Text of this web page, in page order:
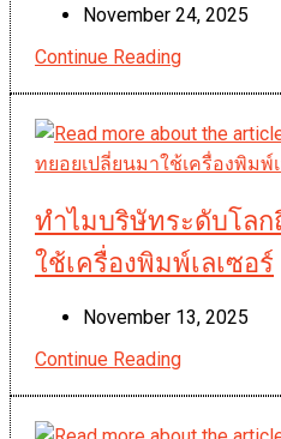
Post
November 24, 2025
Continue ReadingLaser
เดียว
คุ้ม
10
ปี
ทำไมบริษัทระดับโลก
ใช้เครื่องพิมพ์เลเซอร์
Post
November 13, 2025
Continue Readingทำไม
บริษัท